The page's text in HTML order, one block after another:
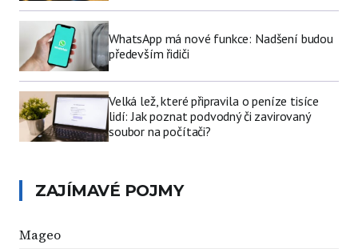
WhatsApp má nové funkce: Nadšení budou
především řidiči
Velká lež, které připravila o peníze tisíce
lidí: Jak poznat podvodný či zavirovaný
soubor na počítači?
ZAJÍMAVÉ POJMY
Mageo